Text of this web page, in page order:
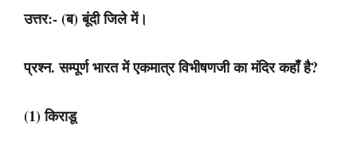
उत्तर:- (ब) बूंदी जिले में।
प्रश्न. सम्पूर्ण भारत में एकमात्र विभीषणजी का मंदिर कहाँ है?
(1) किराडू